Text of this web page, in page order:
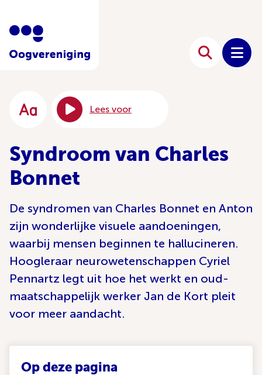
Lees voor
Syndroom van Charles
Bonnet
De syndromen van Charles Bonnet en Anton
zijn wonderlijke visuele aandoeningen,
waarbij mensen beginnen te hallucineren.
Hoogleraar neurowetenschappen Cyriel
Pennartz legt uit hoe het werkt en oud-
maatschappelijk werker Jan de Kort pleit
voor meer aandacht.
Op deze pagina